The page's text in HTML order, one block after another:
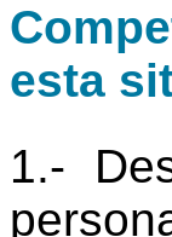
esta
1.-